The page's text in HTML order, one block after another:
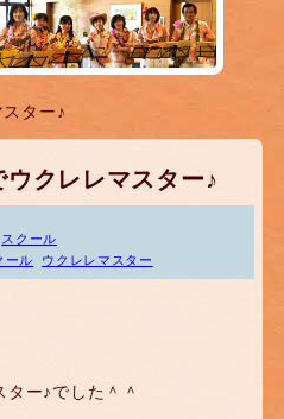
ター♪
クレレマスター♪
スクール
ール ウクレレマスター
ー♪でした＾＾